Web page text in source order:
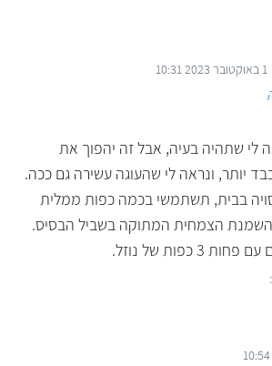
1 באוקטובר 2023 10:31
לי שתהיה בעיה, אבל זה יהפוך את
יותר, ונראה לי שהעוגה עשירה גם ככה.
בבית, תשתמשי בכמה כפות ממלית
השמנת הצמחית המתוקה בשביל הבסיס.
כפות של נוזל.